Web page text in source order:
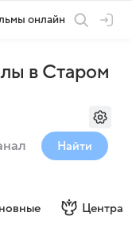
онлайн
в Старом
Найти